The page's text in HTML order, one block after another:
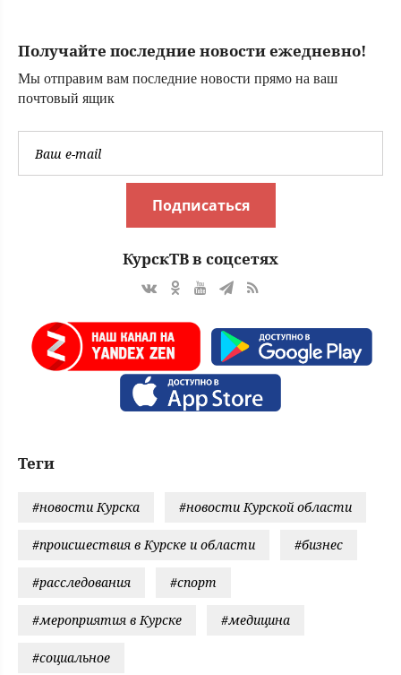
Получайте последние новости ежедневно!
Мы отправим вам последние новости прямо на ваш
почтовый ящик
Подписаться
КурскТВ в соцсетях
Теги
#новости Курска #новости Курской области
#происшествия в Курске и области #бизнес
#расследования #спорт
#мероприятия в Курске #медицина
#социальное